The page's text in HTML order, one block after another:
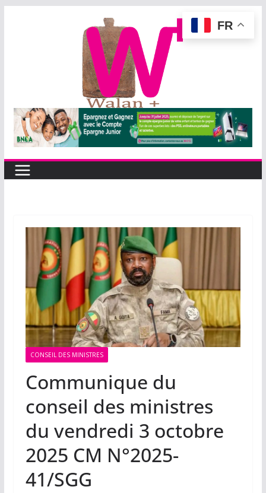
CONSEIL DES MINISTRES
Communique du
conseil des ministres
du vendredi 3 octobre
2025 CM N°2025-
41/SGG
FR